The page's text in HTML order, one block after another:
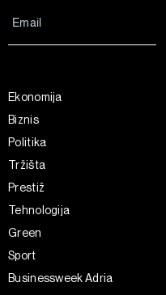
Ekonomija
Biznis
Politika
Tržišta
Prestiž
Tehnologija
Green
Sport
Businessweek Adria